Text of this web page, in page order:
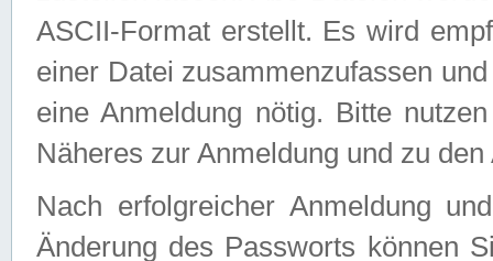
ASCII-Format erstellt. Es wird
einer Datei zusammenzufassen
eine Anmeldung nötig. Bitte
Näheres zur Anmeldung und zu
Nach erfolgreicher Anmeldung
Änderung des Passworts können